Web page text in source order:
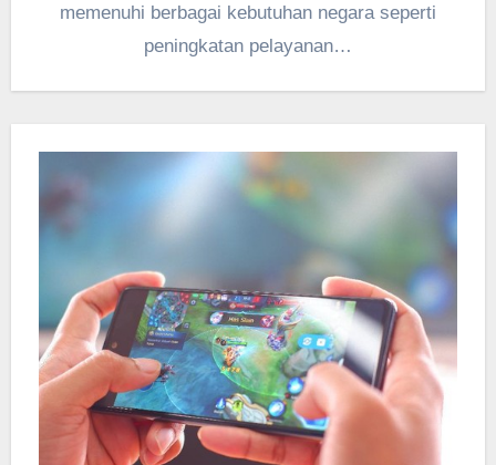
memenuhi berbagai kebutuhan negara seperti
peningkatan pelayanan…